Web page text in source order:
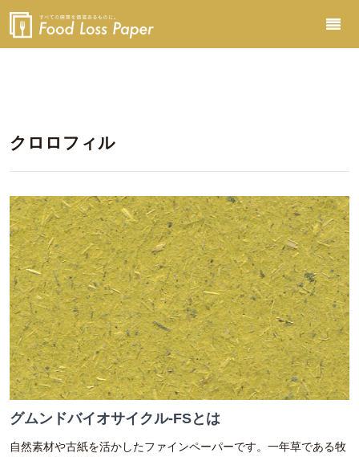
クロロフィル
グムンドバイオサイクル-FSとは
自然素材や古紙を活かしたファインペーパーです。一年草である牧